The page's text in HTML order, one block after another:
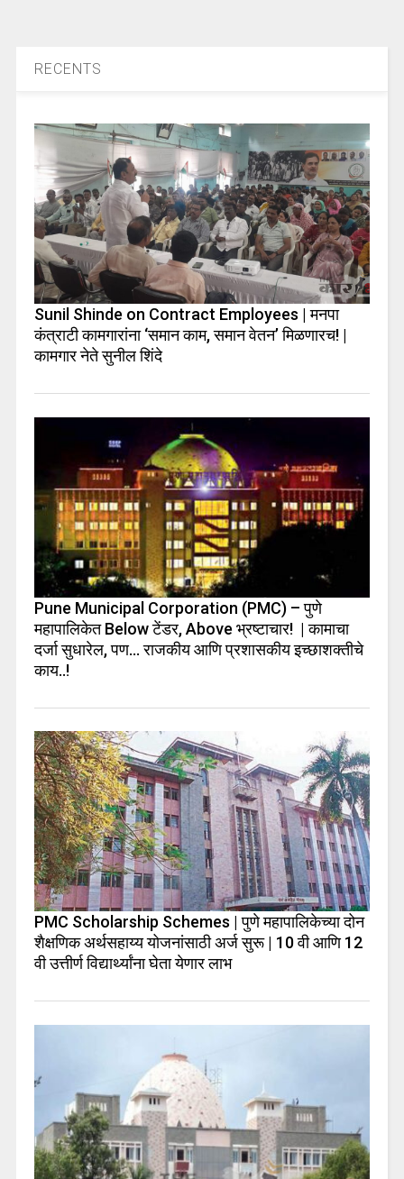
RECENTS
Sunil Shinde on Contract Employees | मनपा
कंत्राटी कामगारांना ‘समान काम, समान वेतन’ मिळणारच! |
कामगार नेते सुनील शिंदे
Pune Municipal Corporation (PMC) – पुणे
महापालिकेत Below टेंडर, Above भ्रष्टाचार! | कामाचा
दर्जा सुधारेल, पण… राजकीय आणि प्रशासकीय इच्छाशक्तीचे
काय..!
PMC Scholarship Schemes | पुणे महापालिकेच्या दोन
शैक्षणिक अर्थसहाय्य योजनांसाठी अर्ज सुरू | 10 वी आणि 12
वी उत्तीर्ण विद्यार्थ्यांना घेता येणार लाभ